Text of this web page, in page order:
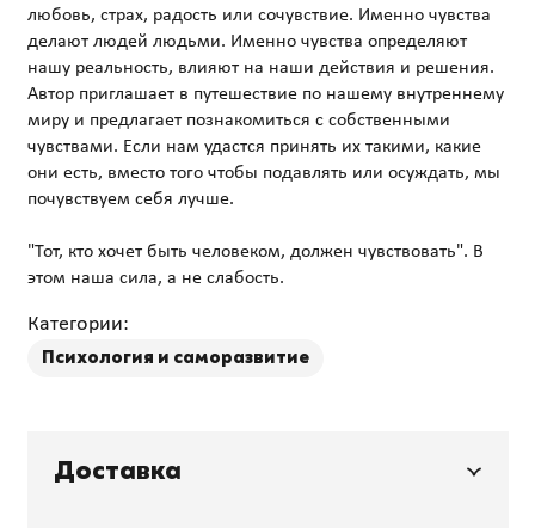
любовь, страх, радость или сочувствие. Именно чувства
делают людей людьми. Именно чувства определяют
нашу реальность, влияют на наши действия и решения.
Автор приглашает в путешествие по нашему внутреннему
миру и предлагает познакомиться с собственными
чувствами. Если нам удастся принять их такими, какие
они есть, вместо того чтобы подавлять или осуждать, мы
почувствуем себя лучше.
"Тот, кто хочет быть человеком, должен чувствовать". В
Категории:
Психология и саморазвитие
Доставка